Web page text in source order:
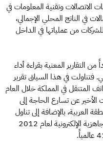
وتقنية المعلومات في
في الناتج المحلي الإجمالي،
من عملياتها في الداخل
المعنية بقراءة أداء
فتناولت في هذا السياق تقرير
المتنقل في المملكة خلال العام
الأخير عن تسارع الحاجة إلى
العربية، بالإضافة إلى تناول
تقرير الأمم المتحدة عن التقييم العام للجاهزية الإلكترونية لعام 2012